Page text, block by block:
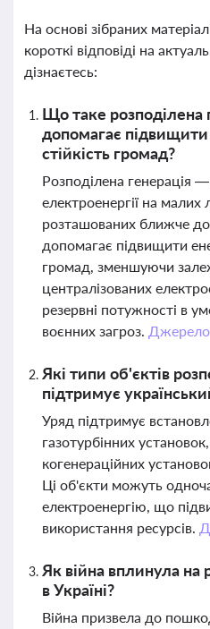
На основі зібраних
короткі відповіді на
дізнаєтесь:
Що таке розподілена
допомагає
стійкість громад?
Розподілена генерація
електроенергії на малих
розташованих ближче
допомагає підвищити
громад, зменшуючи
централізованих
резервні потужності в
воєнних загроз. Джерело
Які типи об'єктів
підтримує
Уряд підтримує
газотурбінних
когенераційних
Ці об'єкти можуть
електроенергію, що
використання ресурсів.
Як війна вплинула на
в Україні?
Війна призвела до